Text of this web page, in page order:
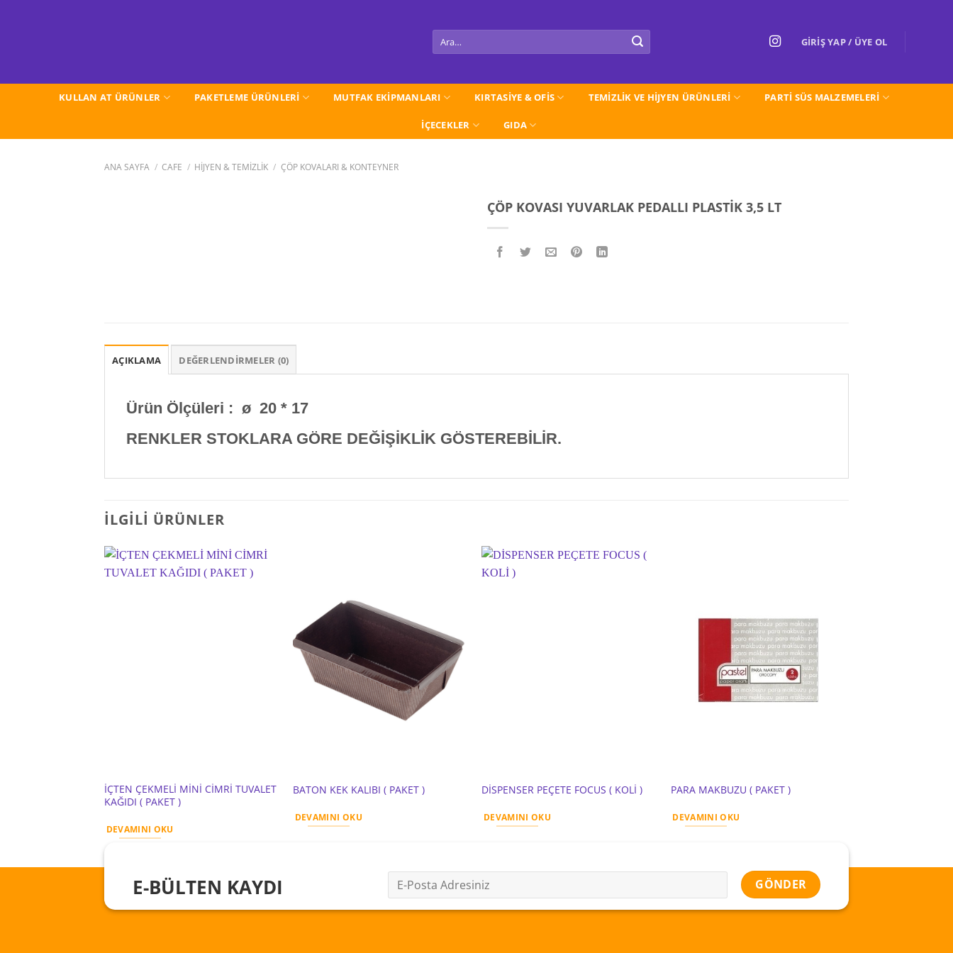
Ara: GIRIŞ YAP / ÜYE OL
KULLAN AT ÜRÜNLER PAKETLEME ÜRÜNLERİ MUTFAK EKİPMANLARI KIRTASİYE & OFİS TEMİZLİK VE HİJYEN ÜRÜNLERİ PARTI SÜS MALZEMELERİ
İÇECEKLER GIDA
ANA SAYFA / CAFE / HİJYEN & TEMİZLİK / ÇÖP KOVALARI & KONTEYNER
ÇÖP KOVASI YUVARLAK PEDALLI PLASTİK 3,5 LT
AÇIKLAMA DEĞERLENDIRMELER (0)
Ürün Ölçüleri : ø 20 * 17
RENKLER STOKLARA GÖRE DEĞİŞİKLİK GÖSTEREBİLİR.
İLGILI ÜRÜNLER
İÇTEN ÇEKMELİ MİNİ CİMRİ TUVALET
KAĞIDI ( PAKET )
DEVAMINI OKU
BATON KEK KALIBI ( PAKET )
DEVAMINI OKU
DİSPENSER PEÇETE FOCUS ( KOLİ )
DEVAMINI OKU
PARA MAKBUZU ( PAKET )
DEVAMINI OKU
E-BÜLTEN KAYDI